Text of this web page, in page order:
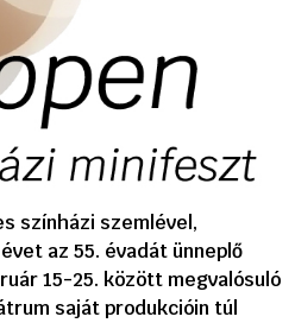
színházi szemlével,
az 55. évadát ünneplő
15-25. között megvalósuló
saját produkcióin túl